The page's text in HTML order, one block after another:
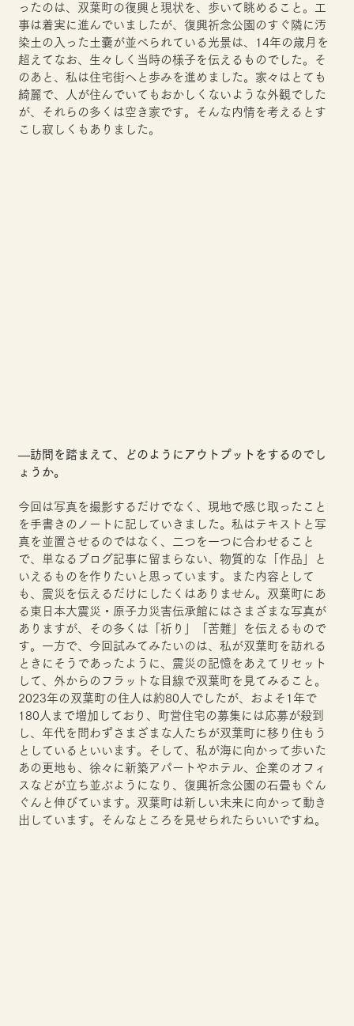
ったのは、双葉町の復興と現状を、歩いて眺めること。工
事は着実に進んでいましたが、復興祈念公園のすぐ隣に汚
染土の入った土嚢が並べられている光景は、14年の歳月を
超えてなお、生々しく当時の様子を伝えるものでした。そ
のあと、私は住宅街へと歩みを進めました。家々はとても
綺麗で、人が住んでいてもおかしくないような外観でした
が、それらの多くは空き家です。そんな内情を考えるとす
こし寂しくもありました。
―訪問を踏まえて、どのようにアウトプットをするのでし
ょうか。
今回は写真を撮影するだけでなく、現地で感じ取ったこと
を手書きのノートに記していきました。私はテキストと写
真を並置させるのではなく、二つを一つに合わせること
で、単なるブログ記事に留まらない、物質的な「作品」と
いえるものを作りたいと思っています。また内容として
も、震災を伝えるだけにしたくはありません。双葉町にあ
る東日本大震災・原子力災害伝承館にはさまざまな写真が
ありますが、その多くは「祈り」「苦難」を伝えるもので
す。一方で、今回試みてみたいのは、私が双葉町を訪れる
ときにそうであったように、震災の記憶をあえてリセット
して、外からのフラットな目線で双葉町を見てみること。
2023年の双葉町の住人は約80人でしたが、およそ1年で
180人まで増加しており、町営住宅の募集には応募が殺到
し、年代を問わずさまざまな人たちが双葉町に移り住もう
としているといいます。そして、私が海に向かって歩いた
あの更地も、徐々に新築アパートやホテル、企業のオフィ
スなどが立ち並ぶようになり、復興祈念公園の石畳もぐん
ぐんと伸びています。双葉町は新しい未来に向かって動き
出しています。そんなところを見せられたらいいですね。